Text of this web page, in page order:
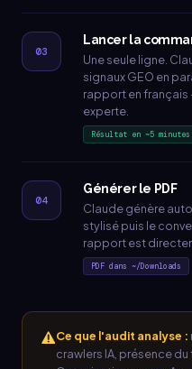
03
Lancer la
Une seule ligne.
signaux GEO en
rapport en
experte.
Résultat en ~5 minutes
04
Générer le PDF
Claude génère
stylisé puis le
rapport est
PDF dans ~/Downloads
Ce que l'audit analyse :
crawlers IA, présence